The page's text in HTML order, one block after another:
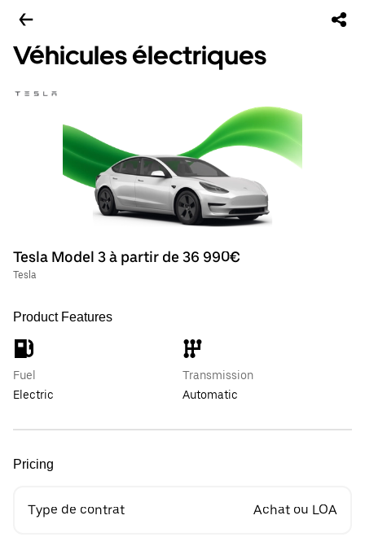
Véhicules électriques
Tesla Model 3 à partir de 36 990€
Tesla
Product Features
Fuel
Electric
Transmission
Automatic
Pricing
Type de contrat Achat ou LOA